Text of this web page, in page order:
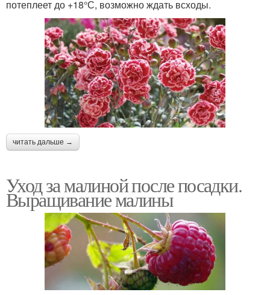
потеплеет до +18°С, возможно ждать всходы.
читать дальше →
Уход за малиной после посадки.
Выращивание малины